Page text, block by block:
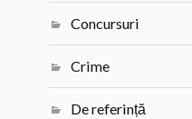
Concursuri
Crime
De referință